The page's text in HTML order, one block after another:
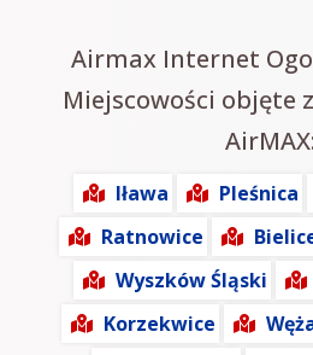
Airmax Internet
Miejscowości objęte
AirMAX:
Iława Pleśnica
Ratnowice
Wyszków Śląski
Korzekwice